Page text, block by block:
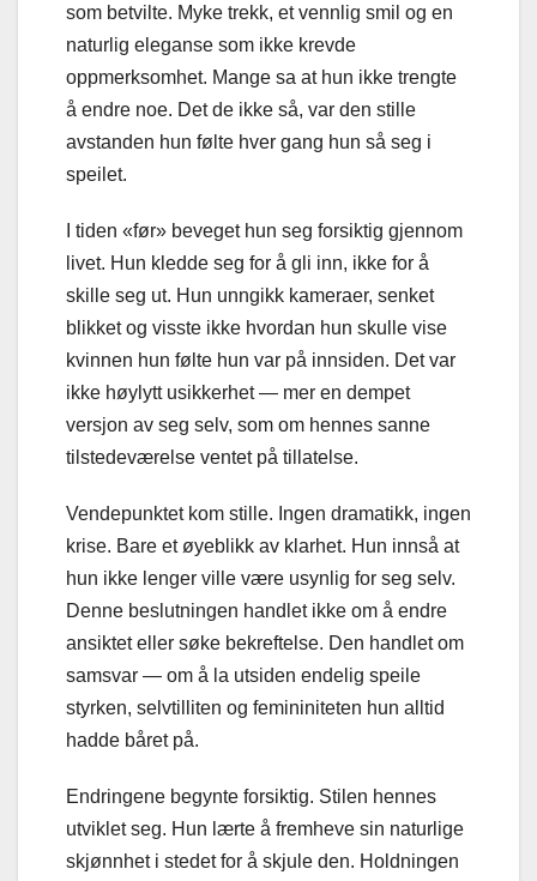
som betvilte. Myke trekk, et vennlig smil og en
naturlig eleganse som ikke krevde
oppmerksomhet. Mange sa at hun ikke trengte
å endre noe. Det de ikke så, var den stille
avstanden hun følte hver gang hun så seg i
speilet.
I tiden «før» beveget hun seg forsiktig gjennom
livet. Hun kledde seg for å gli inn, ikke for å
skille seg ut. Hun unngikk kameraer, senket
blikket og visste ikke hvordan hun skulle vise
kvinnen hun følte hun var på innsiden. Det var
ikke høylytt usikkerhet — mer en dempet
versjon av seg selv, som om hennes sanne
tilstedeværelse ventet på tillatelse.
Vendepunktet kom stille. Ingen dramatikk, ingen
krise. Bare et øyeblikk av klarhet. Hun innså at
hun ikke lenger ville være usynlig for seg selv.
Denne beslutningen handlet ikke om å endre
ansiktet eller søke bekreftelse. Den handlet om
samsvar — om å la utsiden endelig speile
styrken, selvtilliten og femininiteten hun alltid
hadde båret på.
Endringene begynte forsiktig. Stilen hennes
utviklet seg. Hun lærte å fremheve sin naturlige
skjønnhet i stedet for å skjule den. Holdningen